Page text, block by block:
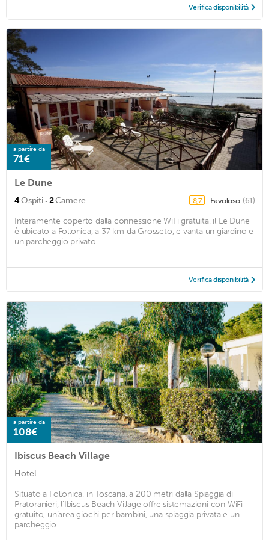
Verifica disponibilità
a partire da
71€
Le Dune
4Ospiti · 2Camere 8,7 Favoloso (61)
Interamente coperto dalla connessione WiFi gratuita, il Le Dune
è ubicato a Follonica, a 37 km da Grosseto, e vanta un giardino e
un parcheggio privato. ...
Verifica disponibilità
a partire da
108€
Ibiscus Beach Village
Hotel
Situato a Follonica, in Toscana, a 200 metri dalla Spiaggia di
Pratoranieri, l’Ibiscus Beach Village offre sistemazioni con WiFi
gratuito, un’area giochi per bambini, una spiaggia privata e un
parcheggio ...